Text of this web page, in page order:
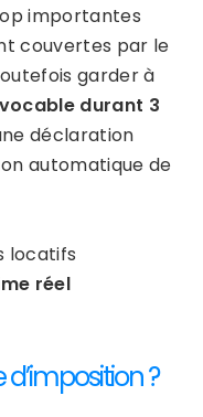
importantes
couvertes par le
garder à
durant 3
déclaration
automatique de
locatifs
réel
?